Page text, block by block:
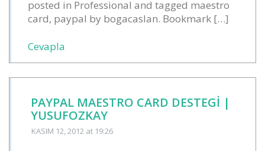
posted in Professional and tagged maestro
card, paypal by bogacaslan. Bookmark […]
Cevapla
PAYPAL MAESTRO CARD DESTEGI |
YUSUFOZKAY
KASIM 12, 2012 at 19:26